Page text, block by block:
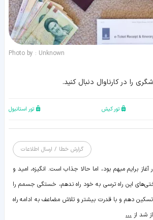
Photo by : Unknown
را در کارناوال دنبال کنید.
تور کیش تور استانبول
گزارش خطا / ارسال اطلاعات
برایم مبهم بود، اما حالا جذاب است. انگیزه، امید و
این راه ترسی به خود راه ندهم، خستگی جسمم را
دهم و با قدرت بیشتر و تلاش مضاعف به ادامه راه
شد از ...